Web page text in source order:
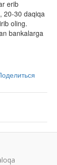
erib
20-30 daqiqa
oling.
bankalarga